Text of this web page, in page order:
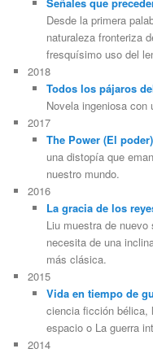
Desde la primera
naturaleza fronteriza
fresquísimo uso del
2018
Todos los pájaros
Novela ingeniosa con
2017
The Power (El
una distopía que
nuestro mundo.
2016
La gracia de los
Liu muestra de
necesita de una
más clásica.
2015
Vida en tiempo de
ciencia ficción bélica,
espacio o La guerra
2014